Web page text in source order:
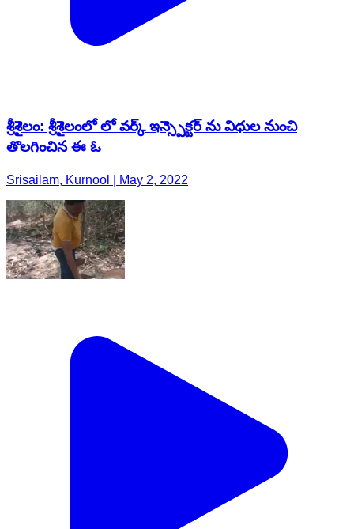
శ్రీశైలం: శ్రీశైలంలో లో వర్క్ ఇన్స్పెక్టర్ ను విధుల నుంచి
తొలగించిన ఈ ఓ
Srisailam, Kurnool | May 2, 2022